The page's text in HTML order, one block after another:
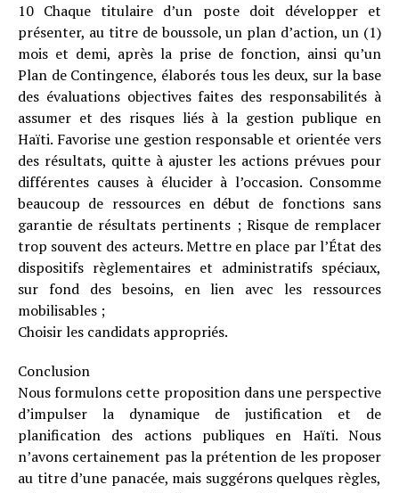
10 Chaque titulaire d’un poste doit développer et
présenter, au titre de boussole, un plan d’action, un (1)
mois et demi, après la prise de fonction, ainsi qu’un
Plan de Contingence, élaborés tous les deux, sur la base
des évaluations objectives faites des responsabilités à
assumer et des risques liés à la gestion publique en
Haïti. Favorise une gestion responsable et orientée vers
des résultats, quitte à ajuster les actions prévues pour
différentes causes à élucider à l’occasion. Consomme
beaucoup de ressources en début de fonctions sans
garantie de résultats pertinents ; Risque de remplacer
trop souvent des acteurs. Mettre en place par l’État des
dispositifs règlementaires et administratifs spéciaux,
sur fond des besoins, en lien avec les ressources
mobilisables ;
Choisir les candidats appropriés.
Conclusion
Nous formulons cette proposition dans une perspective
d’impulser la dynamique de justification et de
planification des actions publiques en Haïti. Nous
n’avons certainement pas la prétention de les proposer
au titre d’une panacée, mais suggérons quelques règles,